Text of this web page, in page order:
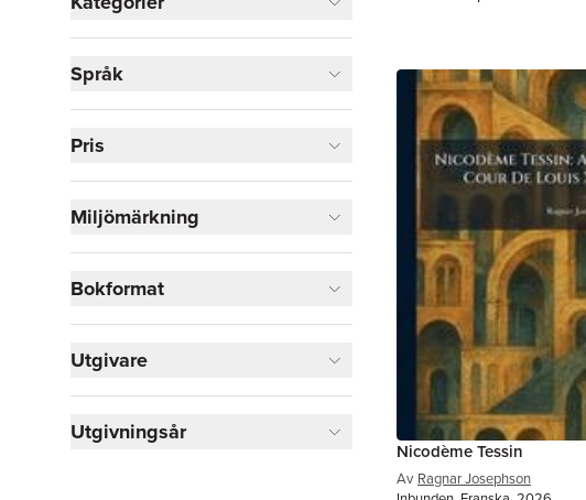
Biografier 2
Historia och arkeologi 2
Kultur
Språk
Pris
Miljömärkning
Bokformat
Utgivare
Utgivningsår
Nicodème Tessin
Av Ragnar Josephson